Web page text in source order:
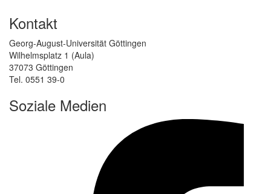
Kontakt
Georg-August-Universität Göttingen
Wilhelmsplatz 1 (Aula)
37073 Göttingen
Tel. 0551 39-0
Soziale Medien